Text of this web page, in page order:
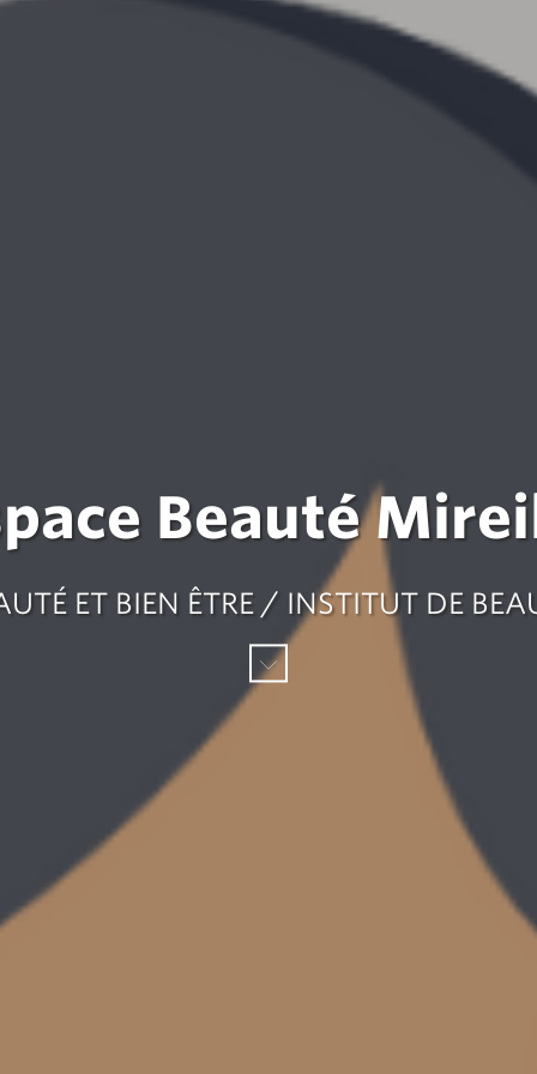
Beauté
ET BIEN ÊTRE / INSTITUT DE